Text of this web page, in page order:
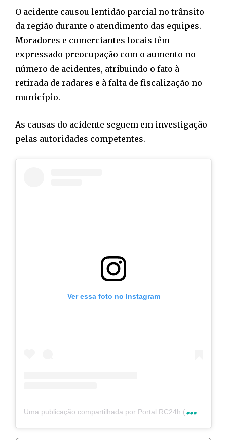
O acidente causou lentidão parcial no trânsito
da região durante o atendimento das equipes.
Moradores e comerciantes locais têm
expressado preocupação com o aumento no
número de acidentes, atribuindo o fato à
retirada de radares e à falta de fiscalização no
município.
As causas do acidente seguem em investigação
pelas autoridades competentes.
Ver essa foto no Instagram
U
ma publicação compartilhada por Portal RC24h (@rc24hnoticias)